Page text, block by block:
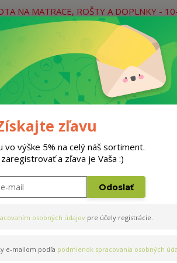
NA MATRACE, ROŠTY A DOPLNKY -
Hľadať
Neviete si rady? Zavolajte.
Postele
zľavu
vo výške 5% na celý náš sortiment.
a zľava je Vaša :)
Odoslať
osobných údajov pre účely registrácie.
e-mailom podľa podmienok spracovania osobných